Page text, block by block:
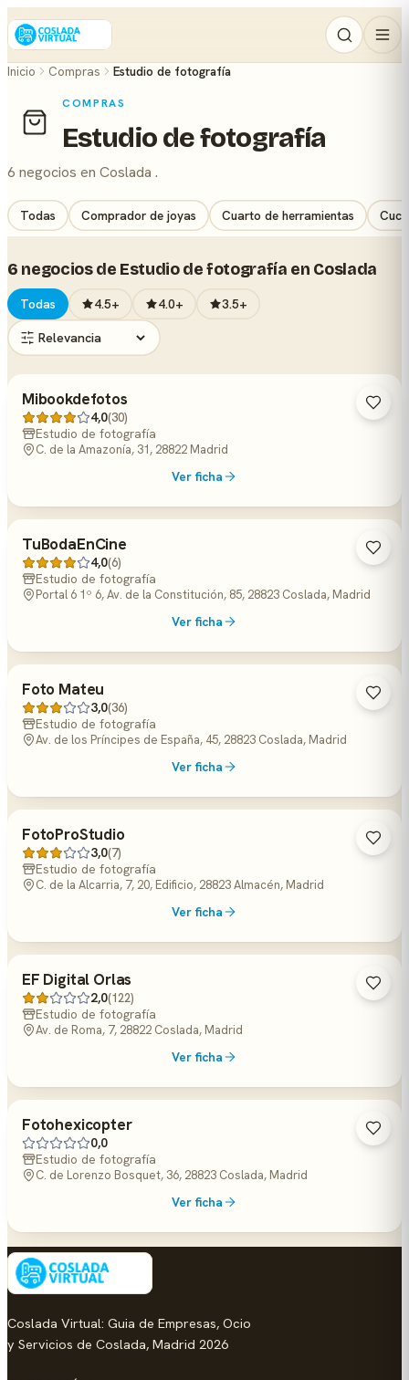
Inicio Compras Estudio de fotografía
COMPRAS
Estudio de fotografía
6 negocios en Coslada .
Todas Comprador de joyas Cuarto de herramientas
6 negocios de Estudio de fotografía en Coslada
Todas 4.5+ 4.0+ 3.5+
Mibookdefotos
4,0(30)
Estudio de fotografía
C. de la Amazonía, 31, 28822 Madrid
Ver ficha
TuBodaEnCine
4,0(6)
Estudio de fotografía
Portal 6 1º 6, Av. de la Constitución, 85, 28823 Coslada, Madrid
Ver ficha
Foto Mateu
3,0(36)
Estudio de fotografía
Av. de los Príncipes de España, 45, 28823 Coslada, Madrid
Ver ficha
FotoProStudio
3,0(7)
Estudio de fotografía
C. de la Alcarria, 7, 20, Edificio, 28823 Almacén, Madrid
Ver ficha
EF Digital Orlas
2,0(122)
Estudio de fotografía
Av. de Roma, 7, 28822 Coslada, Madrid
Ver ficha
Fotohexicopter
0,0
Estudio de fotografía
C. de Lorenzo Bosquet, 36, 28823 Coslada, Madrid
Ver ficha
Coslada Virtual: Guia de Empresas, Ocio
y Servicios de Coslada, Madrid 2026